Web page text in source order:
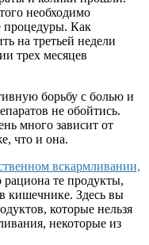
необходимо
процедуры. Как
на третьей недели
трех месяцев
борьбу с болью и
не обойтись.
много зависит от
что и она.
вскармливании,
те продукты,
кишечнике. Здесь вы
которые нельзя
некоторые из